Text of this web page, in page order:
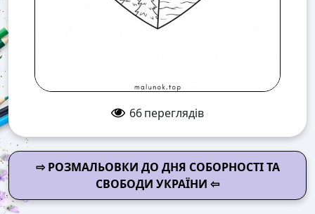
66переглядів
⇨ РОЗМАЛЬОВКИ ДО ДНЯ СОБОРНОСТІ ТА
СВОБОДИ УКРАЇНИ ⇦